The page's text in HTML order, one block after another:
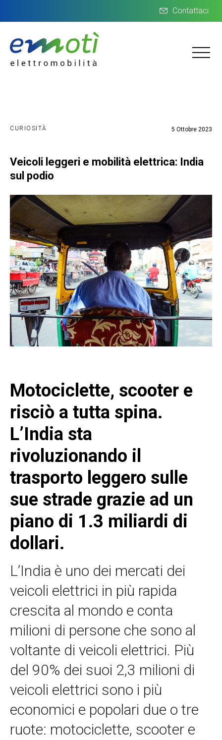
Contattaci
CURIOSITÀ 5 Ottobre 2023
Veicoli leggeri e mobilità elettrica: India
sul podio
Motociclette, scooter e
risciò a tutta spina.
L’India sta
rivoluzionando il
trasporto leggero sulle
sue strade grazie ad un
piano di 1.3 miliardi di
dollari.
L’India è uno dei mercati dei
veicoli elettrici in più rapida
crescita al mondo e conta
milioni di persone che sono al
voltante di veicoli elettrici. Più
del 90% dei suoi 2,3 milioni di
veicoli elettrici sono i più
economici e popolari due o tre
ruote: motociclette, scooter e